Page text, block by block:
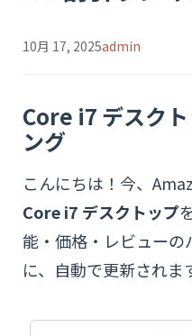
10月 17, 2025admin
Core i7 デスク
ング
こんにちは！今、
Core i7 デスクトップ
能・価格・レビュー
に、自動で更新されま